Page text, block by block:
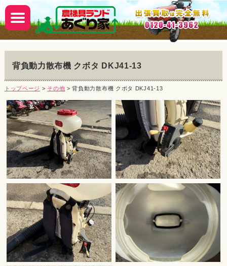
背負動力散布機 クボタ DKJ41-13
トップページ > その他 > 背負動力散布機 クボタ DKJ41-13